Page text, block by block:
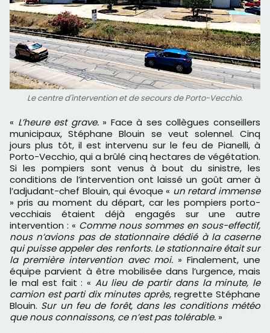
Le centre d'intervention et de secours de Porto-Vecchio.
« L’heure est grave.» Face à ses collègues conseillers
municipaux, Stéphane Blouin se veut solennel. Cinq
jours plus tôt, il est intervenu sur le feu de Pianelli, à
Porto-Vecchio, qui a brûlé cinq hectares de végétation.
Si les pompiers sont venus à bout du sinistre, les
conditions de l’intervention ont laissé un goût amer à
l’adjudant-chef Blouin, qui évoque « un retard immense
» pris au moment du départ, car les pompiers porto-
vecchiais étaient déjà engagés sur une autre
intervention : « Comme nous sommes en sous-effectif,
nous n’avions pas de stationnaire dédié à la caserne
qui puisse appeler des renforts. Le stationnaire était sur
la première intervention avec moi. » Finalement, une
équipe parvient à être mobilisée dans l’urgence, mais
le mal est fait : « Au lieu de partir dans la minute, le
camion est parti dix minutes après, regrette Stéphane
Blouin. Sur un feu de forêt, dans les conditions météo
que nous connaissons, ce n’est pas tolérable. »